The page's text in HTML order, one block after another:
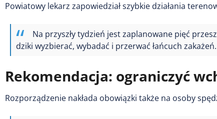
Powiatowy lekarz zapowiedział szybkie działania
Na przyszły tydzień jest zaplanowane pięć
dziki wyzbierać, wybadać i przerwać łańcuch zakażeń.
Rekomendacja: ograniczyć
Rozporządzenie nakłada obowiązki także na osoby